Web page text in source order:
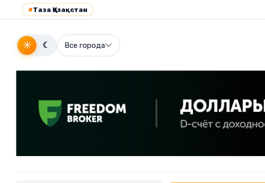
#Таза Қазақстан
☀ ☾ Все города